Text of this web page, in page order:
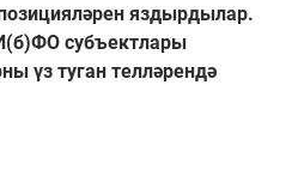
яздырдылар.
субъектлары
үз туган телләрендә